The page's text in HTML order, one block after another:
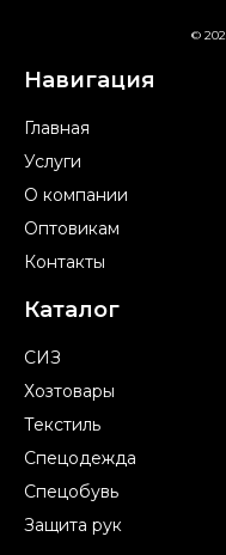
©
Навигация
Главная
Услуги
О компании
Оптовикам
Контакты
Каталог
СИЗ
Хозтовары
Текстиль
Спецодежда
Спецобувь
Защита рук